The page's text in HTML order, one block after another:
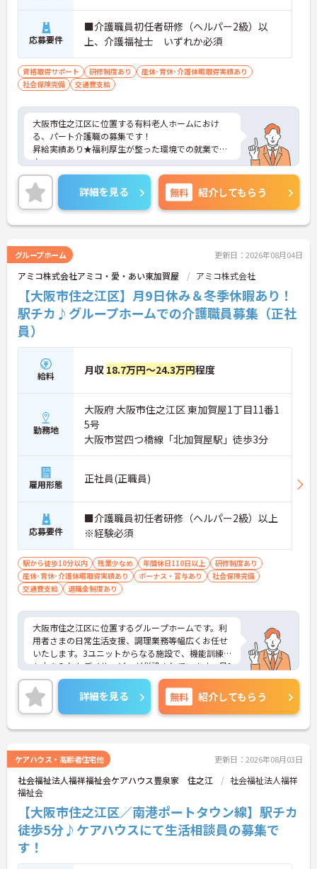
応募要件
■介護職員初任者研修（ヘルパー2級）以
上、介護福祉士 いずれか必須
資格取得サポート 研修制度あり
産休･育休･介護休暇取得実績あり
社会保険完備
交通費支給
大阪市住之江区に位置する有料老人ホームにおけ
る、パート介護職の募集です！
昇給実績あり★福利厚生が整った環境での就業です
♪
ご興味ある方には、面接対策ポイントなど、さらに
詳細をお話しいたしますのでお気軽にご相談くださ
い。
詳細を見る 無料 紹介してもらう
グループホーム 更新日：2026年08月04日
アミコ株式会社アミコ・愛・あい東加賀屋 アミコ株式会社
【大阪市住之江区】月9日休み＆冬季休暇あり！
駅チカ♪グループホームでの介護職員募集（正社
員）
給料 月収 18.7万円～24.3万円程度
勤務地
大阪府 大阪市住之江区 東加賀屋1丁目11番1
5号
大阪市営四つ橋線「北加賀屋駅」徒歩3分
雇用形態 正社員(正職員)
応募要件
■介護職員初任者研修（ヘルパー2級）以上
※経験必須
駅から徒歩10分以内 残業少なめ 年間休日110日以上
研修制度あり
産休･育休･介護休暇取得実績あり
ボーナス・賞与あり
社会保険完備
交通費支給
退職金制度あり
大阪市住之江区に位置するグループホームです。利
用者さまの日常生活支援、調理業務等幅広くお任せ
いたします。3ユニットからなる施設で、機能訓練に
も力を入れたデイサービスが併設されています。月9
日休み、冬季休暇もあり、プライベートの時間も大
切にしていただきます。ご興味のある方には、面接
対策ポイントなど、さらに詳細をお話しいたします
のでお気軽にご相談ください！
詳細を見る 無料 紹介してもらう
ケアハウス・高齢者住宅他 更新日：2026年08月03日
社会福祉法人福祥福祉会ケアハウス豊泉家 住之江
社会福祉法人福祥
福祉会
【大阪市住之江区／南港ポートタウン線】駅チカ
徒歩5分♪ケアハウスにて生活相談員の募集で
す！